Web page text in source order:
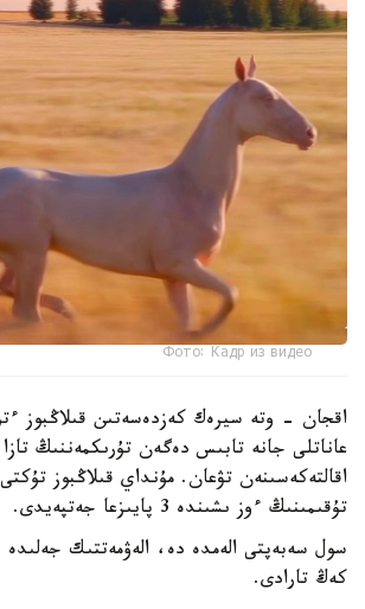
Фото: Кадр из видео
اقجان - وتە سيرەك كەزدەسەتىن قىلاڭبوز
عاناتلى جانە تابىس دەگەن تۇرىكمەننىڭ
اقالتەكەسىنەن تۋعان. مۇنداي قىلاڭبوز
تۇقىمىنىڭ ءوز ىشىندە 3 پايىزعا جەتپەيدى.
سول سەبەپتى الەمدە دە، الەۋمەتتىك
كەڭ تارادى.